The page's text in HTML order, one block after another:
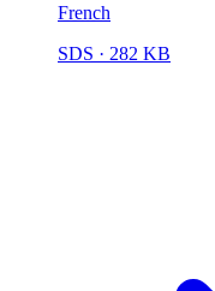
French
SDS · 282 KB